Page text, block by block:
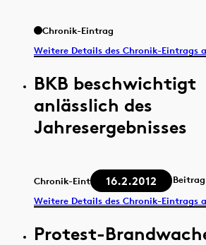
Chronik-Eintrag
Weitere Details des Chronik-Eintrags
BKB beschwichtigt
anlässlich des
Jahresergebnisses
Chronik-Eintrag 16.2.2012
Weitere Details des Chronik-Eintrags
Protest-